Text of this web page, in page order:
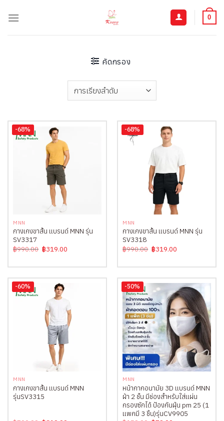
0
คัดกรอง
-68%
MNN
กางเกงขาสั้น แบรนด์ MNN รุ่น
SV3317
฿990.00 Original
price
฿990.00.
฿319.00
฿319.00.
-68%
MNN
กางเกงขาสั้น แบรนด์ MNN รุ่น
SV3318
฿990.00 Original
price
฿990.00.
฿319.00
฿319.00.
-60%
MNN
กางเกงขาสั้น แบรนด์ MNN
รุ่นSV3315
-50%
MNN
หน้ากากอนามัย 3D แบรนด์ MNN
ผ้า 2 ชั้น มีช่องสำหรับใส่แผ่น
กรองซักได้ ป้องกันฝุ่น pm 25 (1
แพคมี 3 ชิ้น)รุ่นCV9905